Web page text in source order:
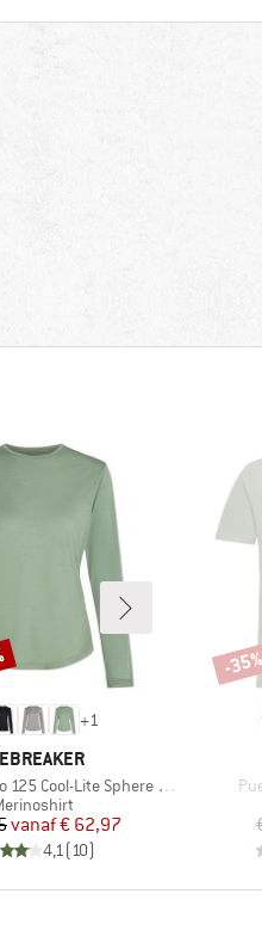
+1
Lite Sphere III L/S Tee
Prijs
Verlaagde prijs
vanaf€ 62,97
4,1(10)
-